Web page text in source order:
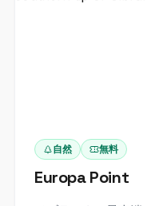
自然 無料
Europa Point